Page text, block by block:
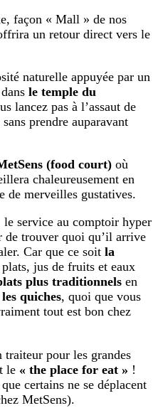
façon « Mall » de nos
un retour direct vers le
naturelle appuyée par un
le temple du
lancez pas à l’assaut de
prendre auparavant
(food court) où
chaleureusement en
de merveilles gustatives.
service au comptoir hyper
de trouver quoi qu’il arrive
Car que ce soit la
plats, jus de fruits et eaux
plus traditionnels en
quiches, quoi que vous
tout est bon chez
pour les grandes
le « the place for eat » !
certains ne se déplacent
MetSens).